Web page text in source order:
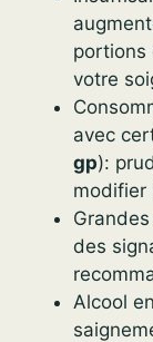
portions
votre
avec
gp):
modifier
des
Alcool